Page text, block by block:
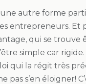
une autre forme
entrepreneurs. Et
qui se trouve
simple car
qui la régit très
pas s’en éloigner!